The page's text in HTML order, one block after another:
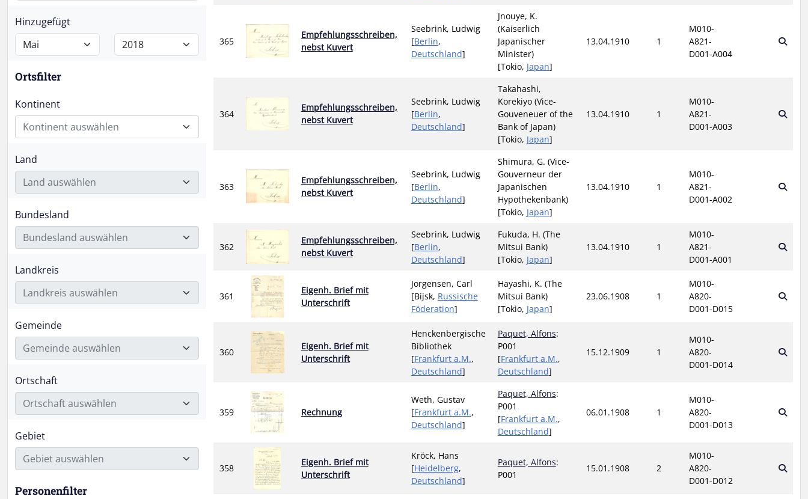
Hinzugefügt
Ortsfilter
Kontinent
Kontinent auswählen
Land
Land auswählen
Bundesland
Bundesland auswählen
Landkreis
Landkreis auswählen
Gemeinde
Gemeinde auswählen
Ortschaft
Ortschaft auswählen
Gebiet
Gebiet auswählen
Personenfilter
365
Empfehlungsschreiben,
nebst Kuvert
Seebrink, Ludwig
[Berlin,
Deutschland]
Jnouye, K.
(Kaiserlich
Japanischer
Minister)
[Tokio, Japan]
13.04.1910 1
M010-
A821-
D001-A004
364
Empfehlungsschreiben,
nebst Kuvert
Seebrink, Ludwig
[Berlin,
Deutschland]
Takahashi,
Korekiyo (Vice-
Gouveneuer of the
Bank of Japan)
[Tokio, Japan]
13.04.1910 1
M010-
A821-
D001-A003
363
Empfehlungsschreiben,
nebst Kuvert
Seebrink, Ludwig
[Berlin,
Deutschland]
Shimura, G. (Vice-
Gouverneur der
Japanischen
Hypothekenbank)
[Tokio, Japan]
13.04.1910 1
M010-
A821-
D001-A002
362
Empfehlungsschreiben,
nebst Kuvert
Seebrink, Ludwig
[Berlin,
Deutschland]
Fukuda, H. (The
Mitsui Bank)
[Tokio, Japan]
13.04.1910 1
M010-
A821-
D001-A001
361
Eigenh. Brief mit
Unterschrift
Jorgensen, Carl
[Bijsk, Russische
Föderation]
Hayashi, K. (The
Mitsui Bank)
[Tokio, Japan]
23.06.1908 1
M010-
A820-
D001-D015
360
Eigenh. Brief mit
Unterschrift
Henckenbergische
Bibliothek
[Frankfurt a.M.,
Deutschland]
Paquet, Alfons:
P001
[Frankfurt a.M.,
Deutschland]
15.12.1909 1
M010-
A820-
D001-D014
359 Rechnung
Weth, Gustav
[Frankfurt a.M.,
Deutschland]
Paquet, Alfons:
P001
[Frankfurt a.M.,
Deutschland]
06.01.1908 1
M010-
A820-
D001-D013
358
Eigenh. Brief mit
Unterschrift
Kröck, Hans
[Heidelberg,
Deutschland]
Paquet, Alfons:
P001
15.01.1908 2
M010-
A820-
D001-D012